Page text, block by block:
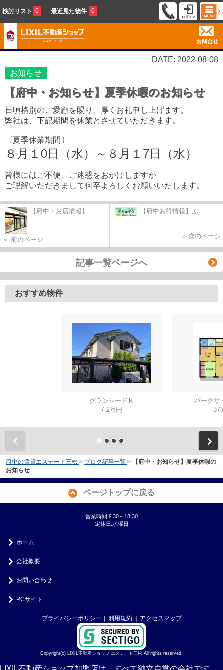
検討リスト 0 最近見た物件 0
お問合せ
DATE: 2022-08-08
お知らせ
【府中・お知らせ】夏季休暇のお知らせ
日頃格別のご愛顧を賜り、厚くお礼申し上げます。
弊社は、 下記期間を休業とさせていただきます。
〔夏季休業期間〕
８月１0日（水）～８月１7日（水）
皆様にはご不便、ご迷惑をおかけしますが
ご理解いただきまして何卒よろしくお願いいたします。
【府中・お店情報】...
＜ 前のページ
【府中お得情報】ふ...
＞次のページ
記事一覧ページへ
おすすめ物件
グランシードＫ
7.2万円
パークサ
37
府中の賃貸エステート三松 > ブログ記事一覧 >
【府中・お知らせ】夏季休暇の
お知らせ
ページトップに戻る
営業時間:9:30～18:30
定休日:水曜日
ホーム
会社概要
お問い合わせ
PCサイト
プライバシーポリシー ｜ 利用規約 ｜アクセスマップ
Copyright(c) LIXIL不動産ショップ エステート三松 All rights reserved.
LIXIL不動産ショップ加盟店は、すべて独立自営の会社です。